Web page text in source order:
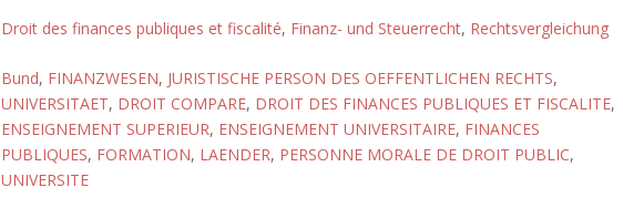
Droit des finances publiques et fiscalité, Finanz- und Steuerrecht, Rechtsvergleichung
Bund, FINANZWESEN, JURISTISCHE PERSON DES OEFFENTLICHEN RECHTS,
UNIVERSITAET, DROIT COMPARE, DROIT DES FINANCES PUBLIQUES ET FISCALITE,
ENSEIGNEMENT SUPERIEUR, ENSEIGNEMENT UNIVERSITAIRE, FINANCES
PUBLIQUES, FORMATION, LAENDER, PERSONNE MORALE DE DROIT PUBLIC,
UNIVERSITE